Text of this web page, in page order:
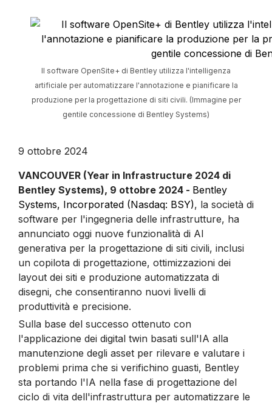
Il software OpenSite+ di Bentley utilizza l'intelligenza
artificiale per automatizzare l'annotazione e pianificare la
produzione per la progettazione di siti civili. (Immagine per
gentile concessione di Bentley Systems)
9 ottobre 2024
VANCOUVER (Year in Infrastructure 2024 di
Bentley Systems), 9 ottobre 2024 - Bentley
Systems, Incorporated (Nasdaq: BSY), la società di
software per l'ingegneria delle infrastrutture, ha
annunciato oggi nuove funzionalità di AI
generativa per la progettazione di siti civili, inclusi
un copilota di progettazione, ottimizzazioni dei
layout dei siti e produzione automatizzata di
disegni, che consentiranno nuovi livelli di
produttività e precisione.
Sulla base del successo ottenuto con
l'applicazione dei digital twin basati sull'IA alla
manutenzione degli asset per rilevare e valutare i
problemi prima che si verifichino guasti, Bentley
sta portando l'IA nella fase di progettazione del
ciclo di vita dell'infrastruttura per automatizzare le